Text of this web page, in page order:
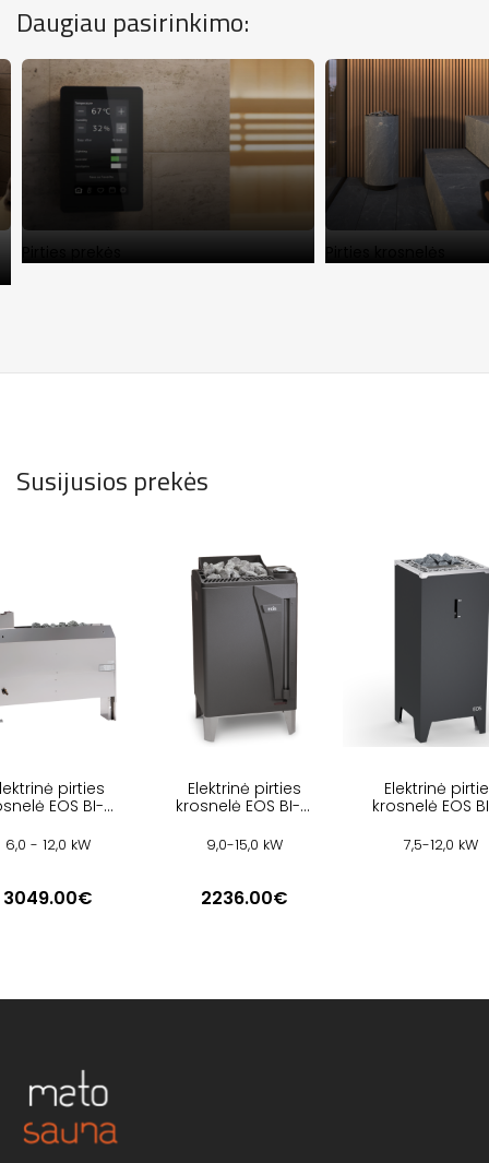
Daugiau pasirinkimo:
Pirties prekės Pirties krosnelės
Susijusios prekės
pirties
EOS BI-O
6,0 - 12,0 kW
3049.00€
Elektrinė pirties
krosnelė EOS BI-O
9,0-15,0 kW
2236.00€
Elektrinė
krosnelė EOS
7,5-12,0 kW